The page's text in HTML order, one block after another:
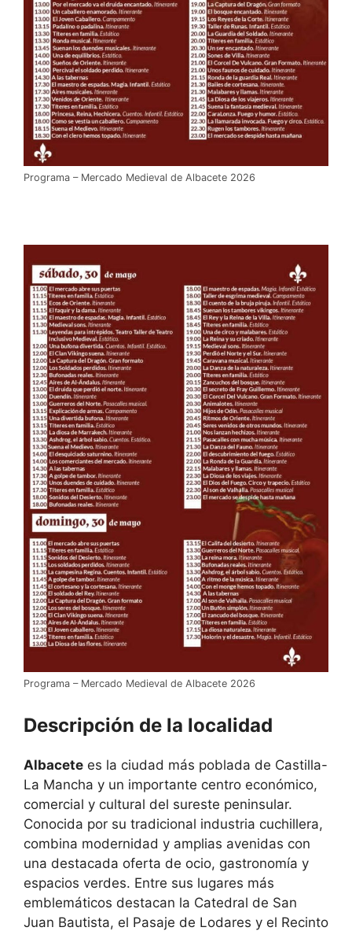
Programa – Mercado Medieval de Albacete 2026
Programa – Mercado Medieval de Albacete 2026
Descripción de la localidad
Albacete es la ciudad más poblada de Castilla-
La Mancha y un importante centro económico,
comercial y cultural del sureste peninsular.
Conocida por su tradicional industria cuchillera,
combina modernidad y amplias avenidas con
una destacada oferta de ocio, gastronomía y
espacios verdes. Entre sus lugares más
emblemáticos destacan la Catedral de San
Juan Bautista, el Pasaje de Lodares y el Recinto